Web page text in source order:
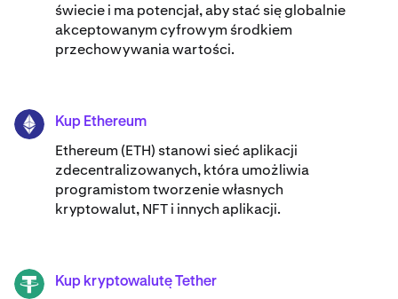
świecie i ma potencjał, aby stać się globalnie
akceptowanym cyfrowym środkiem
przechowywania wartości.
ETH Kup Ethereum
Ethereum (ETH) stanowi sieć aplikacji
zdecentralizowanych, która umożliwia
programistom tworzenie własnych
kryptowalut, NFT i innych aplikacji.
USDT Kup kryptowalutę Tether